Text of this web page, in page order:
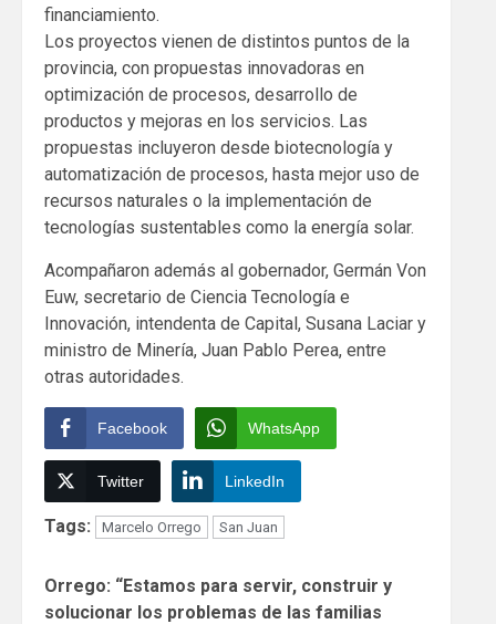
financiamiento.
Los proyectos vienen de distintos puntos de la
provincia, con propuestas innovadoras en
optimización de procesos, desarrollo de
productos y mejoras en los servicios. Las
propuestas incluyeron desde biotecnología y
automatización de procesos, hasta mejor uso de
recursos naturales o la implementación de
tecnologías sustentables como la energía solar.
Acompañaron además al gobernador, Germán Von
Euw, secretario de Ciencia Tecnología e
Innovación, intendenta de Capital, Susana Laciar y
ministro de Minería, Juan Pablo Perea, entre
otras autoridades.
Facebook WhatsApp
Twitter LinkedIn
Tags: Marcelo Orrego San Juan
Reading
Orrego: “Estamos para servir, construir y
solucionar los problemas de las familias